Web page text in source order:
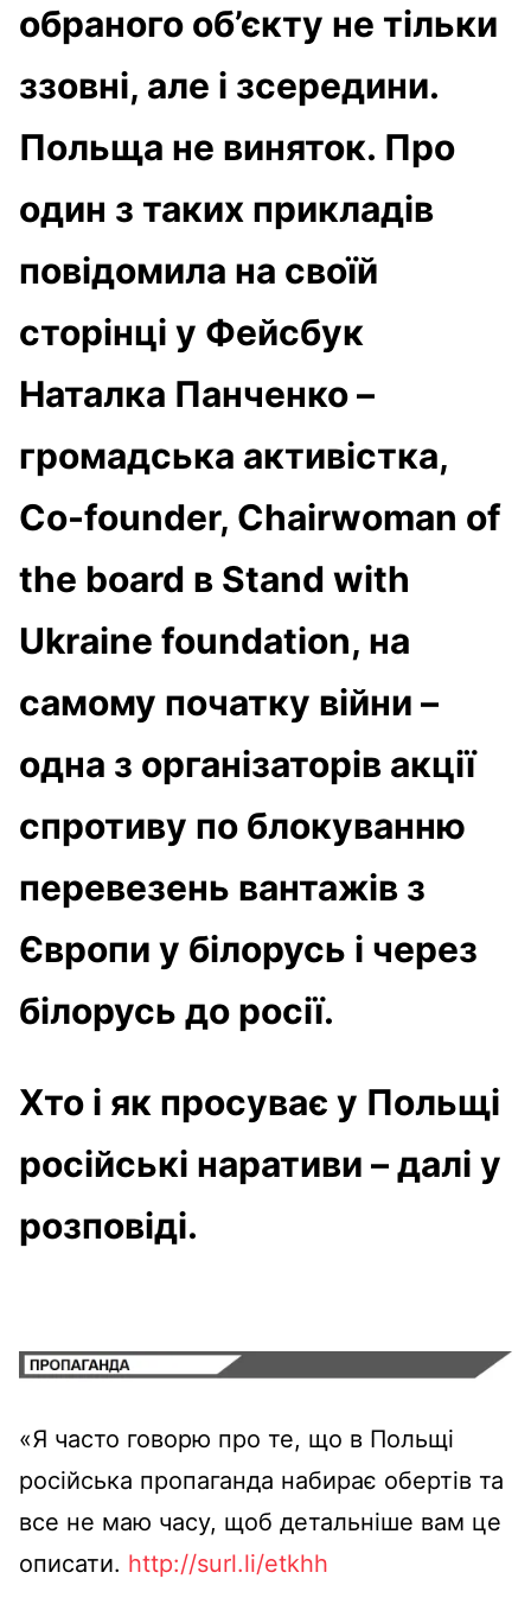
обраного об’єкту не тільки
ззовні, але і зсередини.
Польща не виняток. Про
один з таких прикладів
повідомила на своїй
сторінці у Фейсбук
Наталка Панченко –
громадська активістка,
Co-founder, Chairwoman of
the board в Stand with
Ukraine foundation, на
самому початку війни –
одна з організаторів акції
спротиву по блокуванню
перевезень вантажів з
Європи у білорусь і через
білорусь до росії.
Хто і як просуває у Польщі
російські наративи – далі у
розповіді.
«Я часто говорю про те, що в Польщі
російська пропаганда набирає обертів та
все не маю часу, щоб детальніше вам це
описати. http://surl.li/etkhh